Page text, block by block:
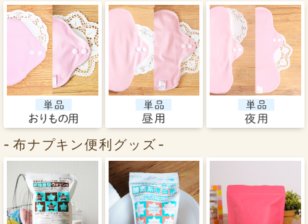
布ナプキン便利グッズ